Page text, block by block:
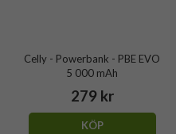
Celly - Powerbank - PBE EVO
5 000 mAh
279 kr
KÖP